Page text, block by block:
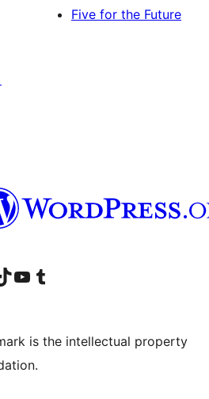
Five for the Future
Instagram
pe LinkedIn
contul nostru TikTok
Vizitează canalul nostru YouTube
Vizitează contul nostru Tumblr
is the intellectual property